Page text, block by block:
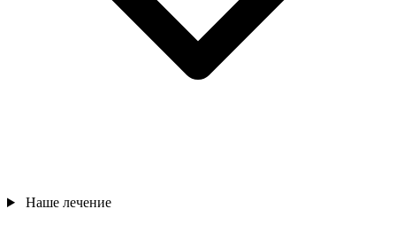
Наше лечение